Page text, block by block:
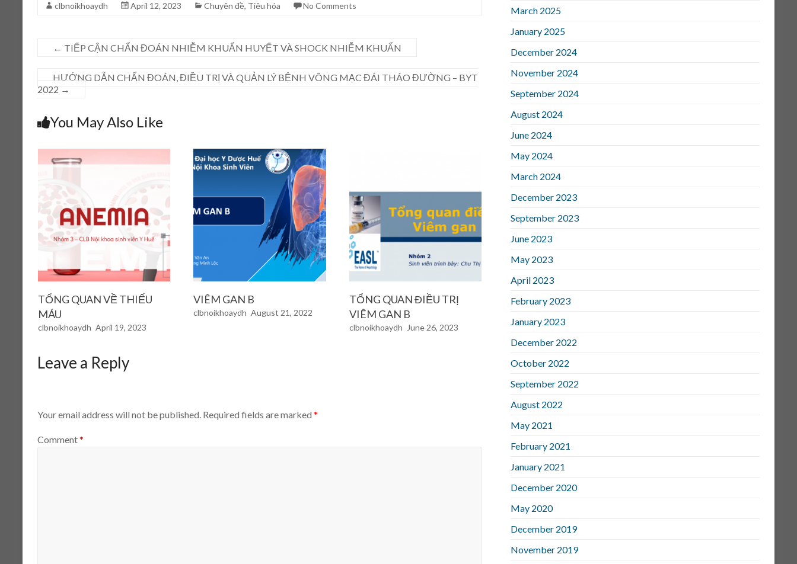
clbnoikhoaydh April 12, 2023 Chuyên đề, Tiêu hóa No Comments
← TIẾP CẬN CHẨN ĐOÁN NHIỄM KHUẨN HUYẾT VÀ SHOCK NHIỄM KHUẨN
HƯỚNG DẪN CHẨN ĐOÁN, ĐIỀU TRỊ VÀ QUẢN LÝ BỆNH VÕNG MẠC ĐÁI THÁO ĐƯỜNG – BYT
2022 →
You May Also Like
TỔNG QUAN VỀ THIẾU
MÁU
clbnoikhoaydh April 19, 2023
VIÊM GAN B
clbnoikhoaydh August 21, 2022
TỔNG QUAN ĐIỀU TRỊ
VIÊM GAN B
clbnoikhoaydh June 26, 2023
Leave a Reply
Your email address will not be published. Required fields are marked *
Comment*
March 2025
January 2025
December 2024
November 2024
September 2024
August 2024
June 2024
May 2024
March 2024
December 2023
September 2023
June 2023
May 2023
April 2023
February 2023
January 2023
December 2022
October 2022
September 2022
August 2022
May 2021
February 2021
January 2021
December 2020
May 2020
December 2019
November 2019